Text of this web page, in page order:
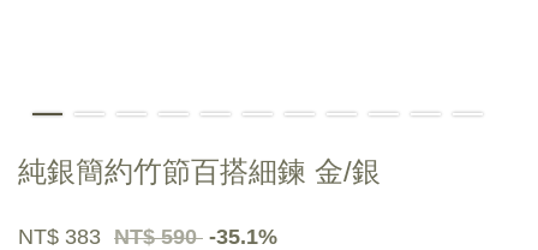
純銀簡約竹節百搭細鍊 金/銀
NT$ 383 NT$ 590 -35.1%